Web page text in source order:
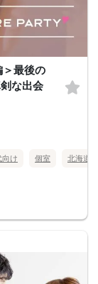
最後の
な出会
け 個室 北海道